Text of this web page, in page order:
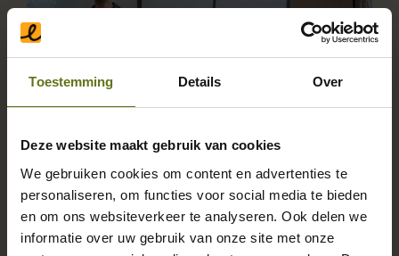
Toestemming Details Over
Deze website maakt gebruik van cookies
We gebruiken cookies om content en advertenties te
personaliseren, om functies voor social media te bieden
en om ons websiteverkeer te analyseren. Ook delen we
informatie over uw gebruik van onze site met onze
HRM-software vs